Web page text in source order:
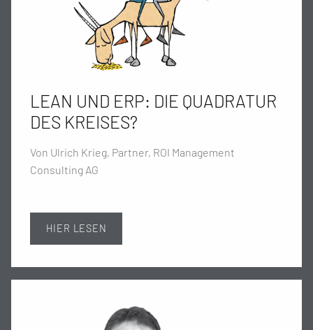
LEAN UND ERP: DIE QUADRATUR
DES KREISES?
Von Ulrich Krieg, Partner, ROI Management
Consulting AG
HIER LESEN